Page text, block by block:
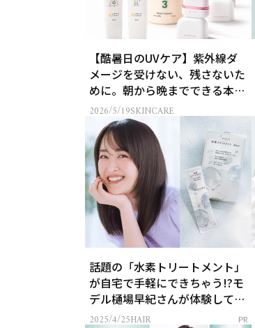
【酷暑日のUVケア】紫外線ダ
メージを受けない、残さないた
めに。朝から晩までできる本気
のUV対策4選
2026/5/19SKINCARE
話題の「水素トリートメント」
が自宅で手軽にできちゃう!?モ
デル樋場早紀さんが体験してみ
たら
2025/4/25HAIR PR